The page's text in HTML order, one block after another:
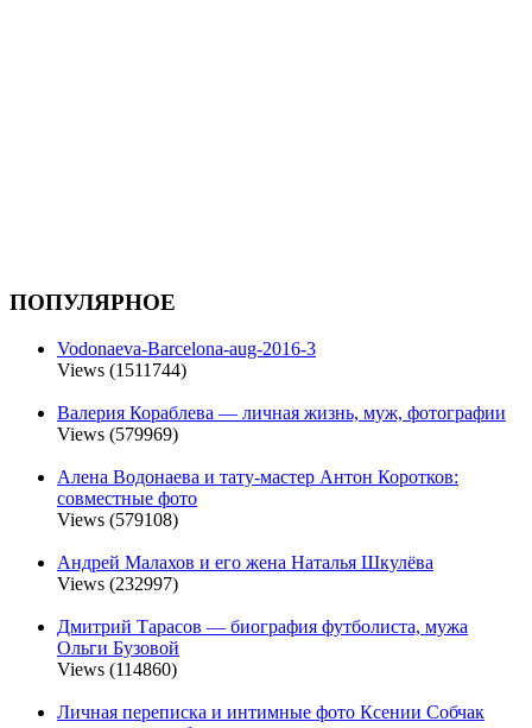
ПОПУЛЯРНОЕ
Vodonaeva-Barcelona-aug-2016-3
Views (1511744)
Валерия Кораблева — личная жизнь, муж, фотографии
Views (579969)
Алена Водонаева и тату-мастер Антон Коротков:
совместные фото
Views (579108)
Андрей Малахов и его жена Наталья Шкулёва
Views (232997)
Дмитрий Тарасов — биография футболиста, мужа
Ольги Бузовой
Views (114860)
Личная переписка и интимные фото Ксении Собчак